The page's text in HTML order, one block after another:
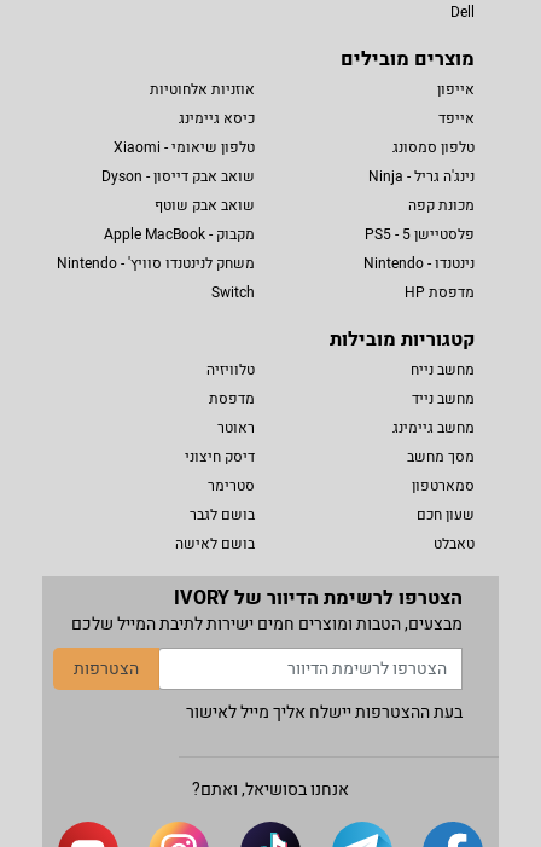
Dell
מוצרים מובילים
אייפון
אייפד
טלפון סמסונג
נינג'ה גריל - Ninja
מכונת קפה
פלסטיישן 5 - PS5
נינטנדו - Nintendo
מדפסת HP
אוזניות אלחוטיות
כיסא גיימינג
טלפון שיאומי - Xiaomi
שואב אבק דייסון - Dyson
שואב אבק שוטף
מקבוק - Apple MacBook
משחק לנינטנדו סוויץ' - Nintendo
Switch
קטגוריות מובילות
מחשב נייח
מחשב נייד
מחשב גיימינג
מסך מחשב
סמארטפון
שעון חכם
טאבלט
טלוויזיה
מדפסת
ראוטר
דיסק חיצוני
סטרימר
בושם לגבר
בושם לאישה
הצטרפו לרשימת הדיוור של IVORY
מבצעים, הטבות ומוצרים חמים ישירות לתיבת המייל שלכם
הצטרפות
בעת ההצטרפות יישלח אליך מייל לאישור
אנחנו בסושיאל, ואתם?